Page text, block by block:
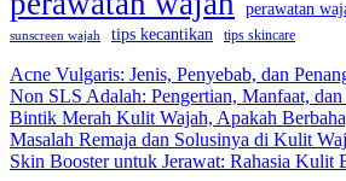
perawatan
sunscreen wajah tips kecantikan tips skincare
Acne Vulgaris: Jenis, Penyebab, dan
Non SLS Adalah: Pengertian, Manfaat,
Bintik Merah Kulit Wajah, Apakah
Masalah Remaja dan Solusinya di Kulit
Skin Booster untuk Jerawat: Rahasia Kulit